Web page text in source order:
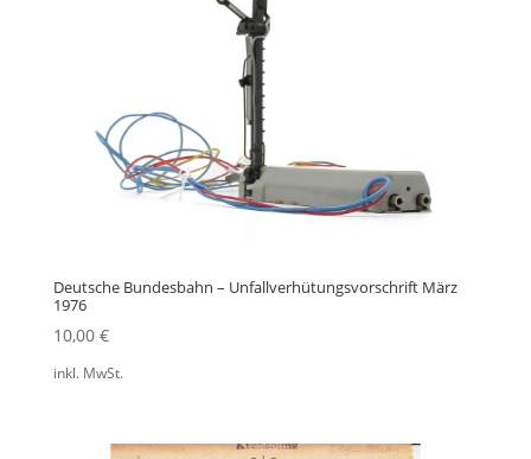
Deutsche Bundesbahn – Unfallverhütungsvorschrift März
1976
10,00 €
inkl. MwSt.